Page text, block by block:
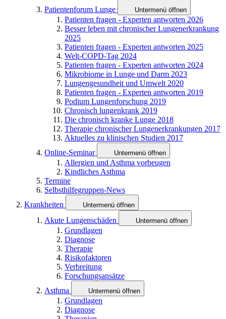
Patientenforum Lunge
Untermenü öffnen
Patienten fragen - Experten antworten 2026
Besser leben mit chronischer Lungenerkrankung
2025
Patienten fragen - Experten antworten 2025
Welt-COPD-Tag 2024
Patienten fragen - Experten antworten 2024
Mikrobiome in Lunge und Darm 2023
Lungengesundheit und Umwelt 2020
Patienten fragen - Experten antworten 2019
Podium Lungenforschung 2019
Chronisch lungenkrank 2019
Die chronisch kranke Lunge 2018
Therapie chronischer Lungenerkrankungen 2017
Aktuelles zu klinischen Studien 2017
Online-Seminar
Untermenü öffnen
Allergien und Asthma vorbeugen
Kindliches Asthma
Termine
Selbsthilfegruppen-News
Krankheiten
Untermenü öffnen
Akute Lungenschäden Untermenü öffnen
Grundlagen
Diagnose
Therapie
Risikofaktoren
Verbreitung
Forschungsansätze
Asthma
Untermenü öffnen
Grundlagen
Diagnose